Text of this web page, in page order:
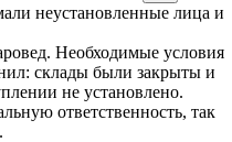
неустановленные лица и
Необходимые условия
склады были закрыты и
не установлено.
ответственность, так